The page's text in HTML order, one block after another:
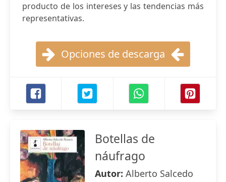
producto de los intereses y las tendencias más
representativas.
Opciones de descarga
Botellas de
náufrago
Autor: Alberto Salcedo